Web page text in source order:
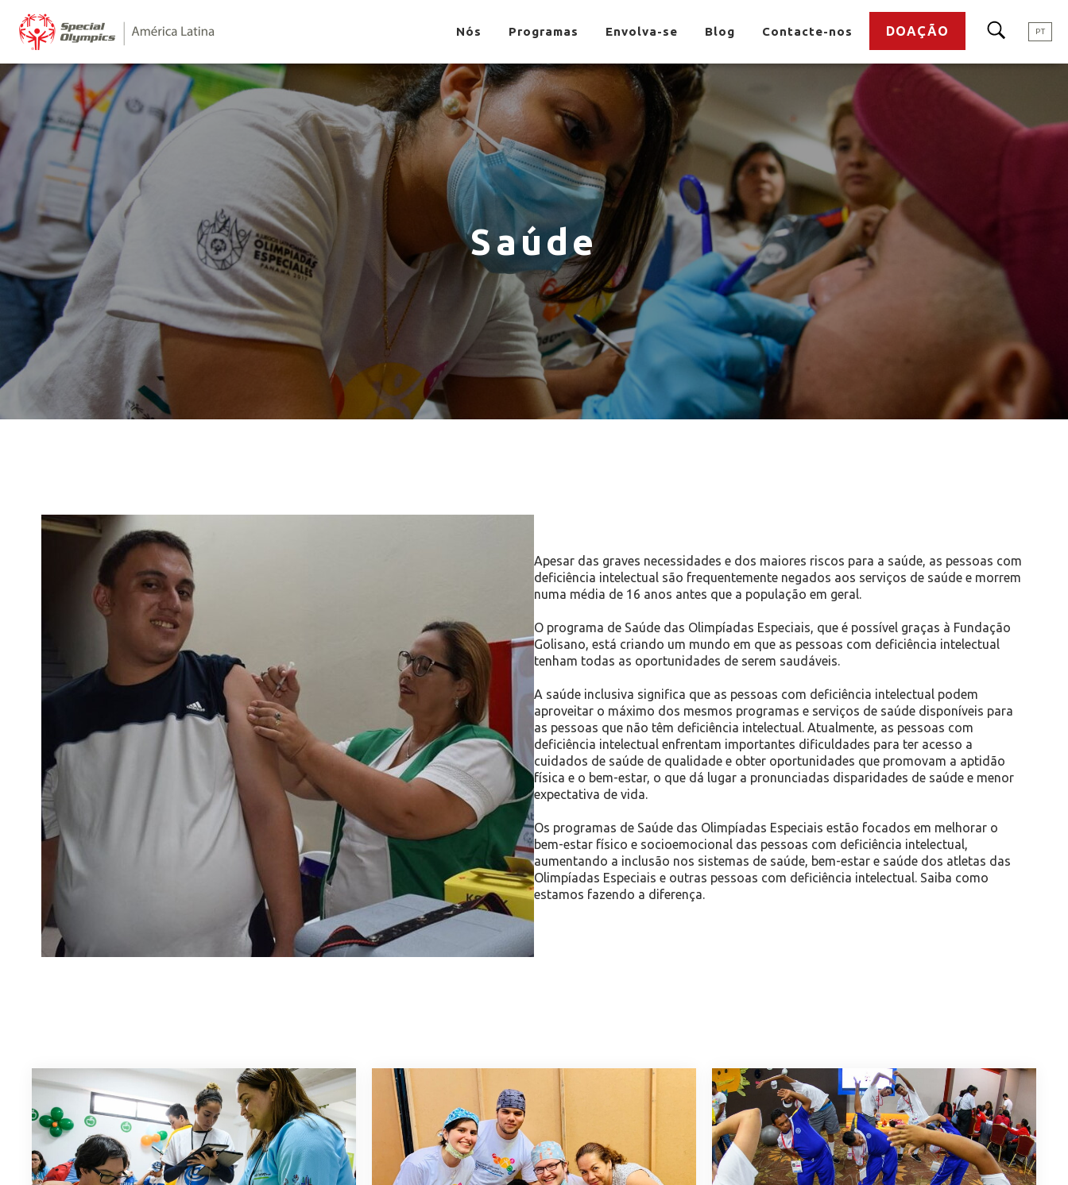
Nós Programas Envolva-se Blog Contacte-nos DOAÇÃO PT
Saúde
Apesar das graves necessidades e dos maiores riscos para a saúde, as pessoas com
deficiência intelectual são frequentemente negados aos serviços de saúde e morrem
numa média de 16 anos antes que a população em geral.
O programa de Saúde das Olimpíadas Especiais, que é possível graças à Fundação
Golisano, está criando um mundo em que as pessoas com deficiência intelectual
tenham todas as oportunidades de serem saudáveis.
A saúde inclusiva significa que as pessoas com deficiência intelectual podem
aproveitar o máximo dos mesmos programas e serviços de saúde disponíveis para
as pessoas que não têm deficiência intelectual. Atualmente, as pessoas com
deficiência intelectual enfrentam importantes dificuldades para ter acesso a
cuidados de saúde de qualidade e obter oportunidades que promovam a aptidão
física e o bem-estar, o que dá lugar a pronunciadas disparidades de saúde e menor
expectativa de vida.
Os programas de Saúde das Olimpíadas Especiais estão focados em melhorar o
bem-estar físico e socioemocional das pessoas com deficiência intelectual,
aumentando a inclusão nos sistemas de saúde, bem-estar e saúde dos atletas das
Olimpíadas Especiais e outras pessoas com deficiência intelectual. Saiba como
estamos fazendo a diferença.